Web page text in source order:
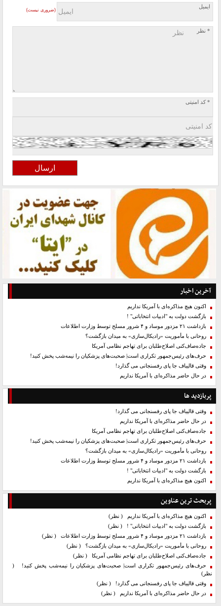
ایمیل
(ضروری نیست)
* نظر
* کد امنیتی
آخرین اخبار
اکنون هیچ مذاکره‌ای با آمریکا نداریم
بازگشت دولت به "ادبیات انتخاباتی" !
بازداشت ۲۱ مزدور موساد و ۴ شرور مسلح توسط وزارت اطلاعات
روحانی با مأموریت «رادیکال‌سازی» به میدان بازگشت؟
جاده‌صاف‌کنی اصلاح‌طلبان برای تهاجم نظامی آمریکا
حرف‌های رئیس‌جمهور تکراری است| صحبت‌های پزشکیان را نیمه‌شب پخش کنید!
وقتی قالیباف جا پای رفسنجانی می گذارد!
در حال حاضر مذاکره‌ای با آمریکا نداریم
پربازدید ها
وقتی قالیباف جا پای رفسنجانی می گذارد!
در حال حاضر مذاکره‌ای با آمریکا نداریم
جاده‌صاف‌کنی اصلاح‌طلبان برای تهاجم نظامی آمریکا
حرف‌های رئیس‌جمهور تکراری است| صحبت‌های پزشکیان را نیمه‌شب پخش کنید!
روحانی با مأموریت «رادیکال‌سازی» به میدان بازگشت؟
بازداشت ۲۱ مزدور موساد و ۴ شرور مسلح توسط وزارت اطلاعات
بازگشت دولت به "ادبیات انتخاباتی" !
اکنون هیچ مذاکره‌ای با آمریکا نداریم
پربحث ترین عناوین
اکنون هیچ مذاکره‌ای با آمریکا نداریم ( نظر)
بازگشت دولت به "ادبیات انتخاباتی" ! ( نظر)
بازداشت ۲۱ مزدور موساد و ۴ شرور مسلح توسط وزارت اطلاعات
( نظر)
روحانی با مأموریت «رادیکال‌سازی» به میدان بازگشت؟ ( نظر)
جاده‌صاف‌کنی اصلاح‌طلبان برای تهاجم نظامی آمریکا ( نظر)
حرف‌های رئیس‌جمهور تکراری است| صحبت‌های پزشکیان را نیمه‌شب پخش کنید!
(
نظر)
وقتی قالیباف جا پای رفسنجانی می گذارد! ( نظر)
در حال حاضر مذاکره‌ای با آمریکا نداریم ( نظر)